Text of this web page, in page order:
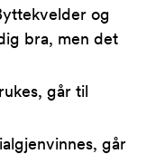
og
bra, men det
går til
går